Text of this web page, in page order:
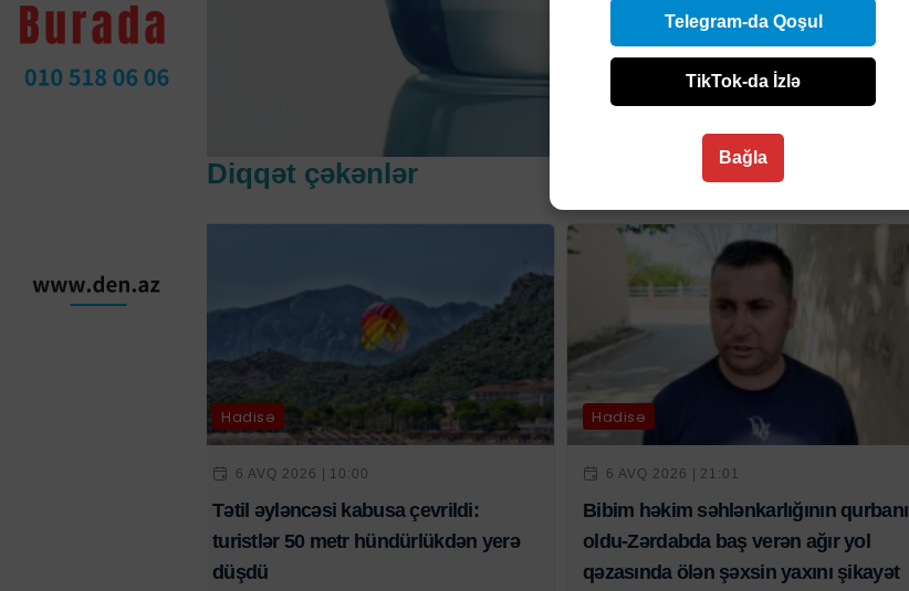
Diqqət çəkənlər
Hadisə
6 AVQ 2026 | 10:00
Tətil əyləncəsi kabusa çevrildi:
turistlər 50 metr hündürlükdən yerə
düşdü
Hadisə
6 AVQ 2026 | 21:01
Bibim həkim səhlənkarlığının qurbanı
oldu-Zərdabda baş verən ağır yol
qəzasında ölən şəxsin yaxını şikayət
Telegram-da Qoşul
TikTok-da İzlə
Bağla